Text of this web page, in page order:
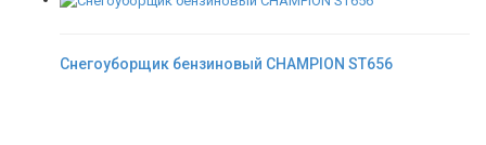
Снегоуборщик бензиновый CHAMPION ST656